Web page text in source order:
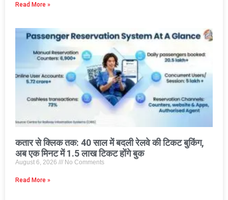
Read More »
कतार से क्लिक तक: 40 साल में बदली रेलवे की टिकट बुकिंग,
अब एक मिनट में 1.5 लाख टिकट होंगे बुक
August 6, 2026 No Comments
Read More »